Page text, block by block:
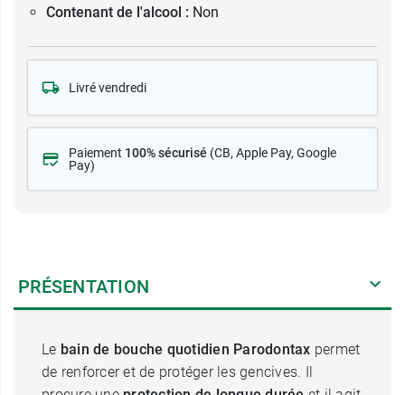
Contenant de l'alcool : Non
Livré vendredi
Paiement 100% sécurisé (CB, Apple Pay, Google
Pay)
PRÉSENTATION
Le bain de bouche quotidien Parodontax permet
de renforcer et de protéger les gencives. Il